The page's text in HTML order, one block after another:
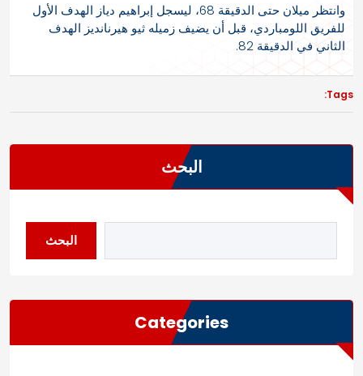
وانتظر ميلان حتى الدقيقة 68، ليسجل إبراهيم دياز الهدف الأول
للفريق اللومباردي، قبل أن يضيف زميله ثيو هيرنانديز الهدف
الثاني في الدقيقة 82.
Tags:
البحث
البحث
Categories